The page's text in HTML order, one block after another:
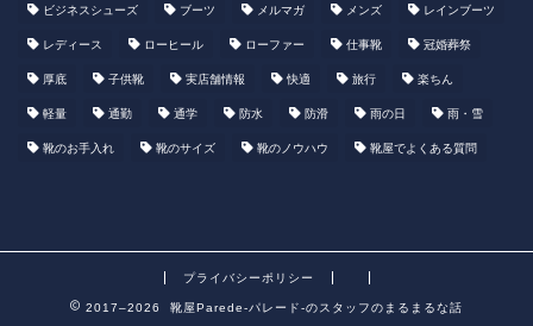
ビジネスシューズ ブーツ メルマガ メンズ レインブーツ
レディース ローヒール ローファー 仕事靴 冠婚葬祭
厚底 子供靴 実店舗情報 快適 旅行 楽ちん
軽量 通勤 通学 防水 防滑 雨の日 雨・雪
靴のお手入れ 靴のサイズ 靴のノウハウ 靴屋でよくある質問
プライバシーポリシー
2017–2026 靴屋Parede-パレード-のスタッフのまるまるな話